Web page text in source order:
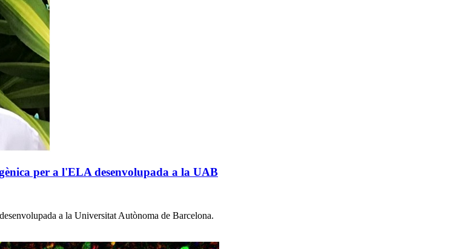
per a l'ELA desenvolupada a la UAB
a la Universitat Autònoma de Barcelona.